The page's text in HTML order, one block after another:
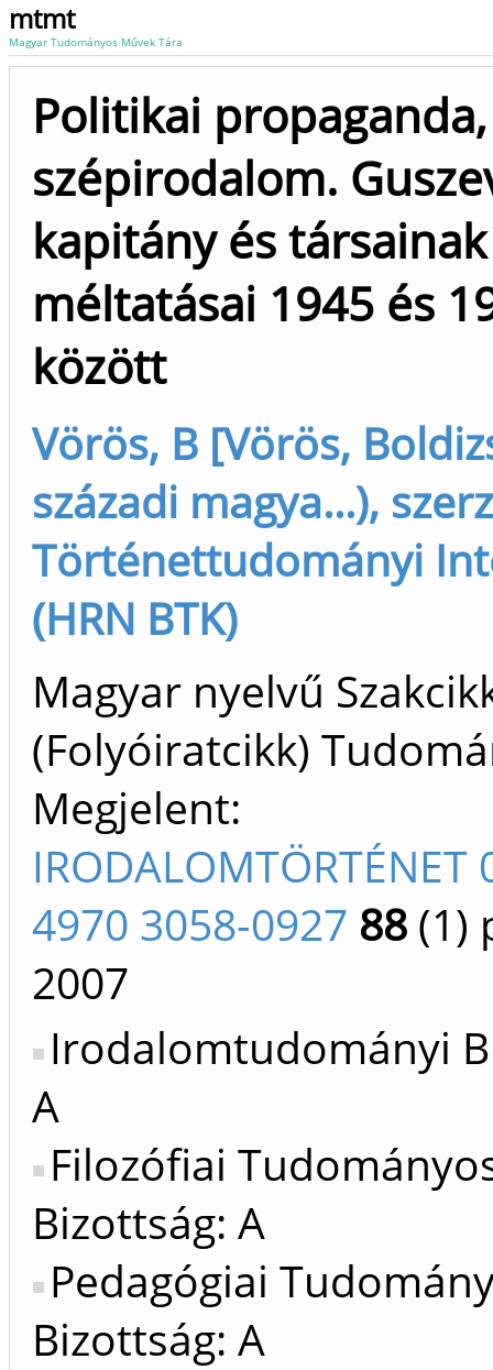
mtmt
Magyar Tudományos Művek Tára
Politikai
szépirodalom.
kapitány és társainak
méltatásai 1945 és
között
Vörös, B [Vörös,
századi magya...),
Történettudományi
(HRN BTK)
Magyar nyelvű
(Folyóiratcikk)
Megjelent:
IRODALOMTÖRTÉNET
4970 3058-0927 88 (1)
2007
Irodalomtudományi
A
Filozófiai
Bizottság: A
Pedagógiai
Bizottság: A